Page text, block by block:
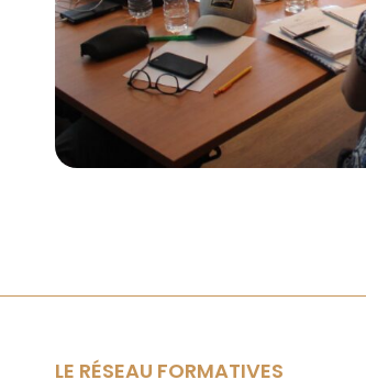
LE RÉSEAU FORMATIVES